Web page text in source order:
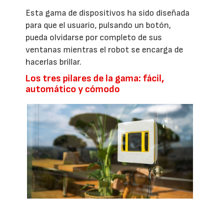
Esta gama de dispositivos ha sido diseñada
para que el usuario, pulsando un botón,
pueda olvidarse por completo de sus
ventanas mientras el robot se encarga de
hacerlas brillar.
Los tres pilares de la gama: fácil,
automático y cómodo